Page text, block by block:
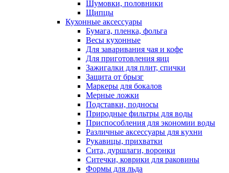
Шумовки, половники
Щипцы
Кухонные аксессуары
Бумага, пленка, фольга
Весы кухонные
Для заваривания чая и кофе
Для приготовления яиц
Зажигалки для плит, спички
Защита от брызг
Маркеры для бокалов
Мерные ложки
Подставки, подносы
Природные фильтры для воды
Приспособления для экономии воды
Различные аксессуары для кухни
Рукавицы, прихватки
Сита, дуршлаги, воронки
Ситечки, коврики для раковины
Формы для льда